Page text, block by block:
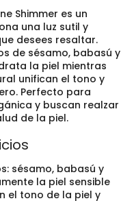
Shimmer es un
una luz sutil y
desees resaltar.
de sésamo, babasú y
la piel mientras
unifican el tono y
Perfecto para
y buscan realzar
de la piel.
sésamo, babasú y
la piel sensible
el tono de la piel y